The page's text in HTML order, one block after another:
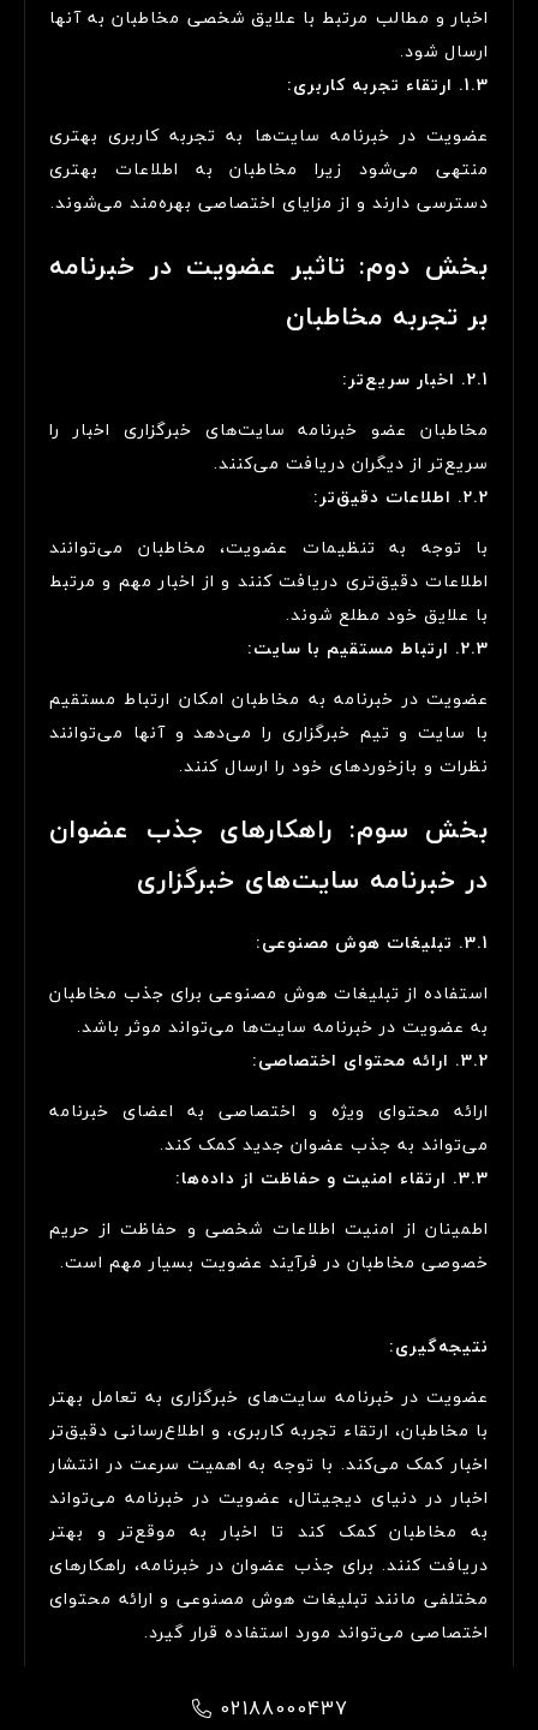
اخبار و مطالب مرتبط با علایق شخصی مخاطبان به آنها
ارسال شود.
1.3. ارتقاء تجربه کاربری:
عضویت در خبرنامه سایت‌ها به تجربه کاربری بهتری
منتهی می‌شود زیرا مخاطبان به اطلاعات بهتری
دسترسی دارند و از مزایای اختصاصی بهره‌مند می‌شوند.
بخش دوم: تاثیر عضویت در خبرنامه
بر تجربه مخاطبان
2.1. اخبار سریع‌تر:
مخاطبان عضو خبرنامه سایت‌های خبرگزاری اخبار را
سریع‌تر از دیگران دریافت می‌کنند.
2.2. اطلاعات دقیق‌تر:
با توجه به تنظیمات عضویت، مخاطبان می‌توانند
اطلاعات دقیق‌تری دریافت کنند و از اخبار مهم و مرتبط
با علایق خود مطلع شوند.
2.3. ارتباط مستقیم با سایت:
عضویت در خبرنامه به مخاطبان امکان ارتباط مستقیم
با سایت و تیم خبرگزاری را می‌دهد و آنها می‌توانند
نظرات و بازخوردهای خود را ارسال کنند.
بخش سوم: راهکارهای جذب عضوان
در خبرنامه سایت‌های خبرگزاری
3.1. تبلیغات هوش مصنوعی:
استفاده از تبلیغات هوش مصنوعی برای جذب مخاطبان
به عضویت در خبرنامه سایت‌ها می‌تواند موثر باشد.
3.2. ارائه محتوای اختصاصی:
ارائه محتوای ویژه و اختصاصی به اعضای خبرنامه
می‌تواند به جذب عضوان جدید کمک کند.
3.3. ارتقاء امنیت و حفاظت از داده‌ها:
اطمینان از امنیت اطلاعات شخصی و حفاظت از حریم
خصوصی مخاطبان در فرآیند عضویت بسیار مهم است.
نتیجه‌گیری:
عضویت در خبرنامه سایت‌های خبرگزاری به تعامل بهتر
با مخاطبان، ارتقاء تجربه کاربری، و اطلاع‌رسانی دقیق‌تر
اخبار کمک می‌کند. با توجه به اهمیت سرعت در انتشار
اخبار در دنیای دیجیتال، عضویت در خبرنامه می‌تواند
به مخاطبان کمک کند تا اخبار به موقع‌تر و بهتر
دریافت کنند. برای جذب عضوان در خبرنامه، راهکارهای
مختلفی مانند تبلیغات هوش مصنوعی و ارائه محتوای
اختصاصی می‌تواند مورد استفاده قرار گیرد.
02188000437